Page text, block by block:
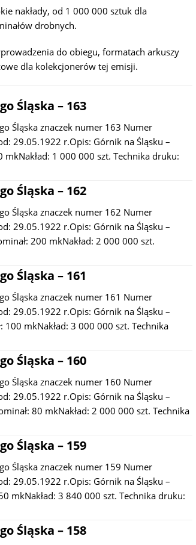
nakłady, od 1 000 000 sztuk dla
drobnych.
do obiegu, formatach arkuszy
dla kolekcjonerów tej emisji.
Śląska – 163
Śląska znaczek numer 163 Numer
29.05.1922 r.Opis: Górnik na Śląsku –
mkNakład: 1 000 000 szt. Technika druku:
Śląska – 162
Śląska znaczek numer 162 Numer
29.05.1922 r.Opis: Górnik na Śląsku –
200 mkNakład: 2 000 000 szt.
Śląska – 161
Śląska znaczek numer 161 Numer
29.05.1922 r.Opis: Górnik na Śląsku –
mkNakład: 3 000 000 szt. Technika
Śląska – 160
Śląska znaczek numer 160 Numer
29.05.1922 r.Opis: Górnik na Śląsku –
80 mkNakład: 2 000 000 szt. Technika
Śląska – 159
Śląska znaczek numer 159 Numer
29.05.1922 r.Opis: Górnik na Śląsku –
mkNakład: 3 840 000 szt. Technika druku:
Śląska – 158